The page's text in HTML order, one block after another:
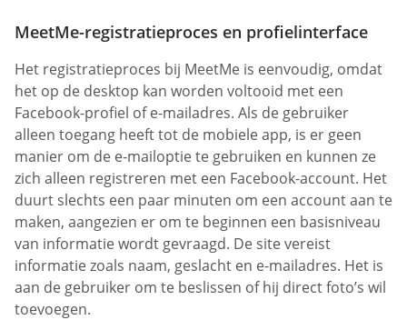
MeetMe-registratieproces en profielinterface
Het registratieproces bij MeetMe is eenvoudig, omdat
het op de desktop kan worden voltooid met een
Facebook-profiel of e-mailadres. Als de gebruiker
alleen toegang heeft tot de mobiele app, is er geen
manier om de e-mailoptie te gebruiken en kunnen ze
zich alleen registreren met een Facebook-account. Het
duurt slechts een paar minuten om een account aan te
maken, aangezien er om te beginnen een basisniveau
van informatie wordt gevraagd. De site vereist
informatie zoals naam, geslacht en e-mailadres. Het is
aan de gebruiker om te beslissen of hij direct foto’s wil
toevoegen.